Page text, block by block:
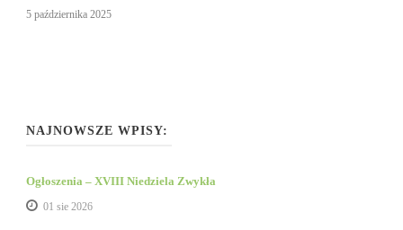
5 października 2025
NAJNOWSZE WPISY:
Ogłoszenia – XVIII Niedziela Zwykła
01 sie 2026